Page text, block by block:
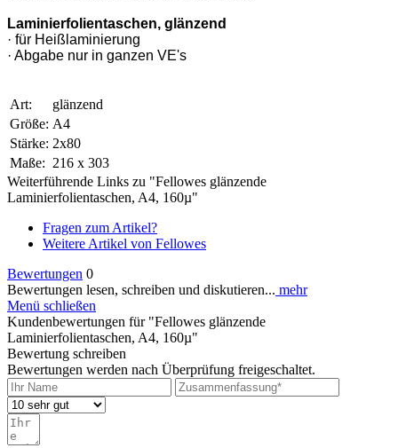
Laminierfolientaschen, glänzend
· für Heißlaminierung
· Abgabe nur in ganzen VE's
Art:
glänzend
Größe: A4
Stärke: 2x80
Maße: 216 x 303
Weiterführende Links zu "Fellowes glänzende
Laminierfolientaschen, A4, 160µ"
Fragen zum Artikel?
Weitere Artikel von Fellowes
Bewertungen 0
Bewertungen lesen, schreiben und diskutieren... mehr
Menü schließen
Kundenbewertungen für "Fellowes glänzende
Laminierfolientaschen, A4, 160µ"
Bewertung schreiben
Bewertungen werden nach Überprüfung freigeschaltet.